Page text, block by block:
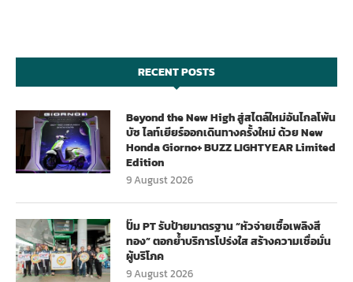
RECENT POSTS
Beyond the New High สู่สไตล์ใหม่อันไกลโพ้น
บัซ ไลท์เยียร์ออกเดินทางครั้งใหม่ ด้วย New
Honda Giorno+ BUZZ LIGHTYEAR Limited
Edition
9 August 2026
ปั๊ม PT รับป้ายมาตรฐาน “หัวจ่ายเชื้อเพลิงสี
ทอง” ตอกย้ำบริการโปร่งใส สร้างความเชื่อมั่น
ผู้บริโภค
9 August 2026